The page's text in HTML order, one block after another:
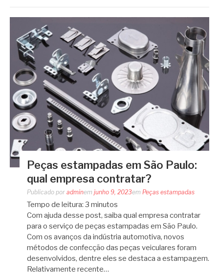
Peças estampadas em São Paulo:
qual empresa contratar?
Publicado por adminem junho 9, 2023em Peças estampadas
Tempo de leitura: 3 minutos
Com ajuda desse post, saiba qual empresa contratar
para o serviço de peças estampadas em São Paulo.
Com os avanços da indústria automotiva, novos
métodos de confecção das peças veiculares foram
desenvolvidos, dentre eles se destaca a estampagem.
Relativamente recente…